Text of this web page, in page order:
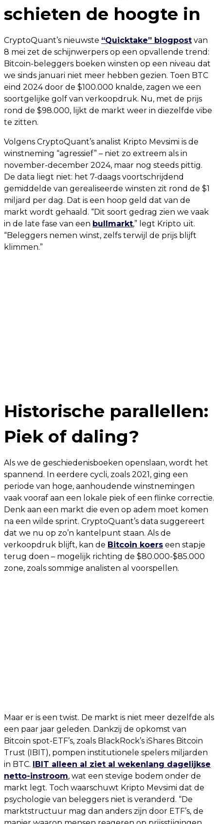
schieten de hoogte in
CryptoQuant’s nieuwste “Quicktake” blogpost van
8 mei zet de schijnwerpers op een opvallende trend:
Bitcoin-beleggers boeken winsten op een niveau dat
we sinds januari niet meer hebben gezien. Toen BTC
eind 2024 door de $100.000 knalde, zagen we een
soortgelijke golf van verkoopdruk. Nu, met de prijs
rond de $98.000, lijkt de markt weer in diezelfde vibe
te zitten.
Volgens CryptoQuant’s analist Kripto Mevsimi is de
winstneming “agressief” – niet zo extreem als in
november-december 2024, maar nog steeds pittig.
De data liegt niet: het 7-daags voortschrijdend
gemiddelde van gerealiseerde winsten zit rond de $1
miljard per dag. Dat is een hoop geld dat van de
markt wordt gehaald. “Dit soort gedrag zien we vaak
in de late fase van een bullmarkt,” legt Kripto uit.
“Beleggers nemen winst, zelfs terwijl de prijs blijft
klimmen.”
Historische parallellen:
Piek of daling?
Als we de geschiedenisboeken openslaan, wordt het
spannend. In eerdere cycli, zoals 2021, ging een
periode van hoge, aanhoudende winstnemingen
vaak vooraf aan een lokale piek of een flinke correctie.
Denk aan een markt die even op adem moet komen
na een wilde sprint. CryptoQuant’s data suggereert
dat we nu op zo’n kantelpunt staan. Als de
verkoopdruk blijft, kan de Bitcoin koers een stapje
terug doen – mogelijk richting de $80.000-$85.000
zone, zoals sommige analisten al voorspellen.
Maar er is een twist. De markt is niet meer dezelfde als
een paar jaar geleden. Dankzij de opkomst van
Bitcoin spot-ETF’s, zoals BlackRock’s iShares Bitcoin
Trust (IBIT), pompen institutionele spelers miljarden
in BTC.
IBIT alleen al ziet al wekenlang dagelijkse
netto-instroom, wat een stevige bodem onder de
markt legt. Toch waarschuwt Kripto Mevsimi dat de
psychologie van beleggers niet is veranderd. “De
marktstructuur mag dan anders zijn door ETF’s, de